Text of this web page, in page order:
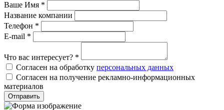
Ваше Имя *
Название компании
Телефон *
E-mail *
Что вас интересует? *
Согласен на обработку персональных данных
Согласен на получение рекламно-информационных
материалов
Отправить